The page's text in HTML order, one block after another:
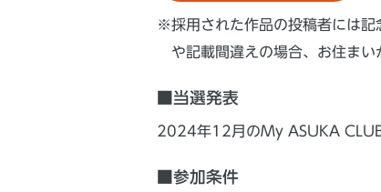
※採用された作品の投稿者には記
や記載間違えの場合、お住まい
■当選発表
2024年12月のMy ASUKA CLUB
■参加条件